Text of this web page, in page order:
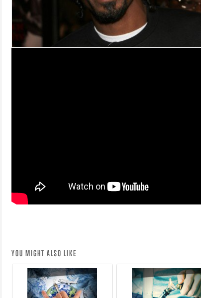
YOU MIGHT ALSO LIKE